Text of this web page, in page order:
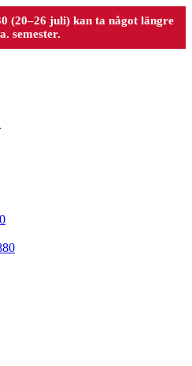
(20–26 juli) kan ta något längre
semester.